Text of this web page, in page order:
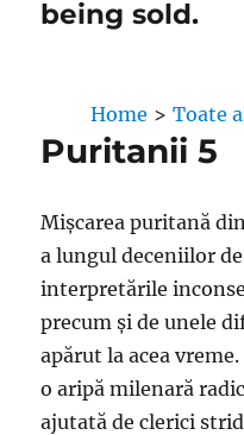
being sold.
Home > Toate
Puritanii 5
Mișcarea puritană
a lungul deceniilor
interpretările
precum și de unele
apărut la acea
o aripă milenară
ajutată de clerici